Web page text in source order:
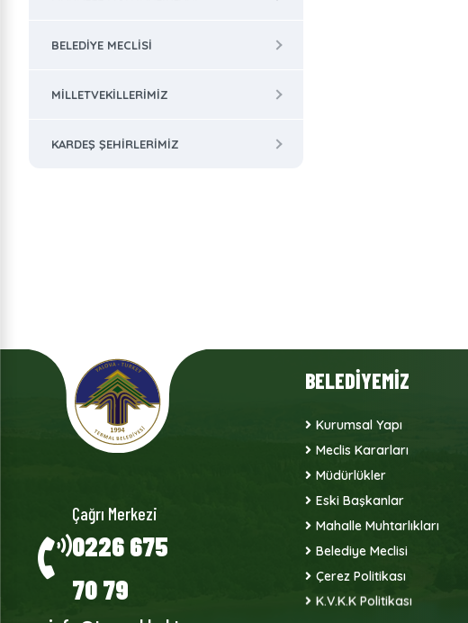
BELEDIYE MECLISI
MILLETVEKILLERIMIZ
KARDEŞ ŞEHIRLERIMIZ
Çağrı Merkezi
0226 675
70 79
BELEDİYEMİZ
Kurumsal Yapı
Meclis Kararları
Müdürlükler
Eski Başkanlar
Mahalle Muhtarlıkları
Belediye Meclisi
Çerez Politikası
K.V.K.K Politikası